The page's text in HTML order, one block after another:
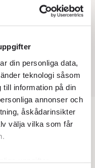
din personliga data,
teknologi såsom
information på din
annonser och
åskådarinsikter
välja vilka som får
uppgifter
så länge